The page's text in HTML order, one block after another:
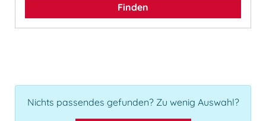
Finden
Nichts passendes gefunden? Zu wenig Auswahl?